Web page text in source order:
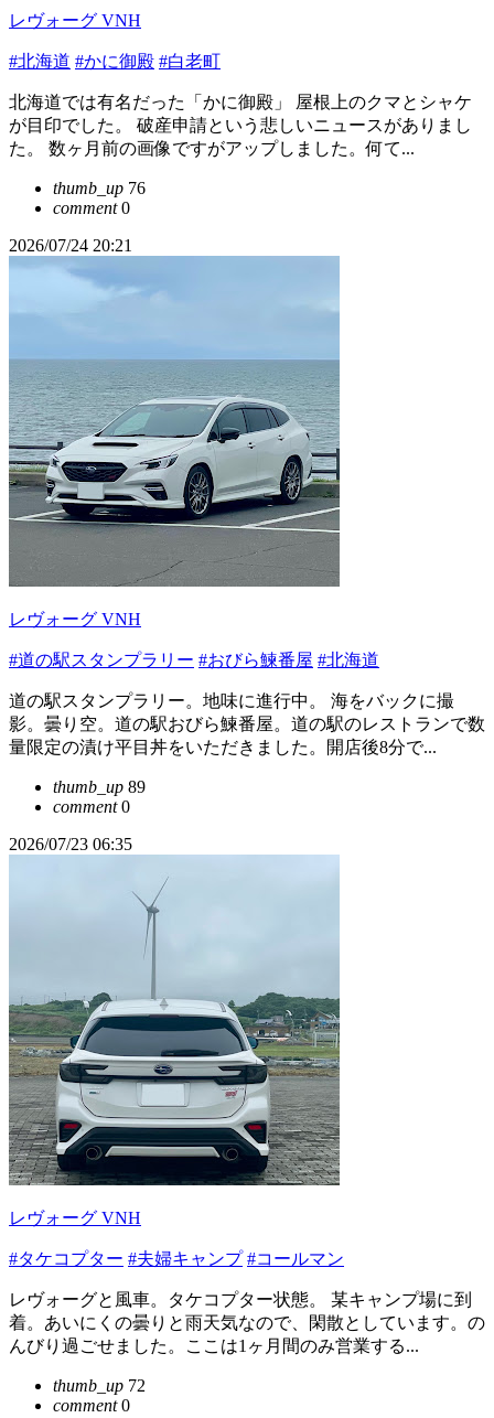
レヴォーグ VNH
#北海道 #かに御殿 #白老町
北海道では有名だった「かに御殿」 屋根上のクマとシャケ
が目印でした。 破産申請という悲しいニュースがありまし
た。 数ヶ月前の画像ですがアップしました。何て...
thumb_up 76
comment0
2026/07/24 20:21
レヴォーグ VNH
#道の駅スタンプラリー #おびら鰊番屋 #北海道
道の駅スタンプラリー。地味に進行中。 海をバックに撮
影。曇り空。道の駅おびら鰊番屋。道の駅のレストランで数
量限定の漬け平目丼をいただきました。開店後8分で...
thumb_up 89
comment0
2026/07/23 06:35
レヴォーグ VNH
#タケコプター #夫婦キャンプ #コールマン
レヴォーグと風車。タケコプター状態。 某キャンプ場に到
着。あいにくの曇りと雨天気なので、閑散としています。の
んびり過ごせました。ここは1ヶ月間のみ営業する...
thumb_up 72
comment0